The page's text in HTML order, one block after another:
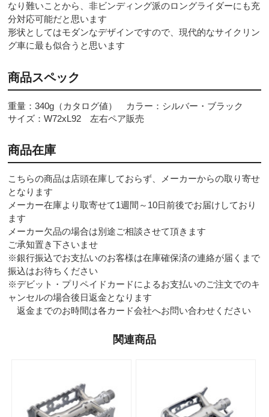
なり難いことから、非ビンディング派のロングライダーにも充
分対応可能だと思います
形状としてはモダンなデザインですので、現代的なサイクリン
グ車に最も似合うと思います
商品スペック
重量：340g（カタログ値） カラー：シルバー・ブラック
サイズ：W72xL92 左右ペア販売
商品在庫
こちらの商品は店頭在庫しておらず、メーカーからの取り寄せ
となります
メーカー在庫より取寄せて1週間～10日前後でお届けしており
ます
メーカー欠品の場合は別途ご相談させて頂きます
ご承知置き下さいませ
※銀行振込でお支払いのお客様は在庫確保済の連絡が届くまで
振込はお待ちください
※デビット・プリペイドカードによるお支払いのご注文でのキ
ャンセルの場合後日返金となります
返金までのお時間は各カード会社へお問い合わせください
関連商品